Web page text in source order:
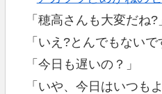
「穂高さんも大変だね?
「いえ?とんでもないで
「今日も遅いの？」
「いや、今日はいつも